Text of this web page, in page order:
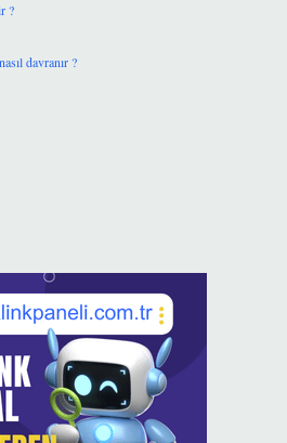
?
davranır ?